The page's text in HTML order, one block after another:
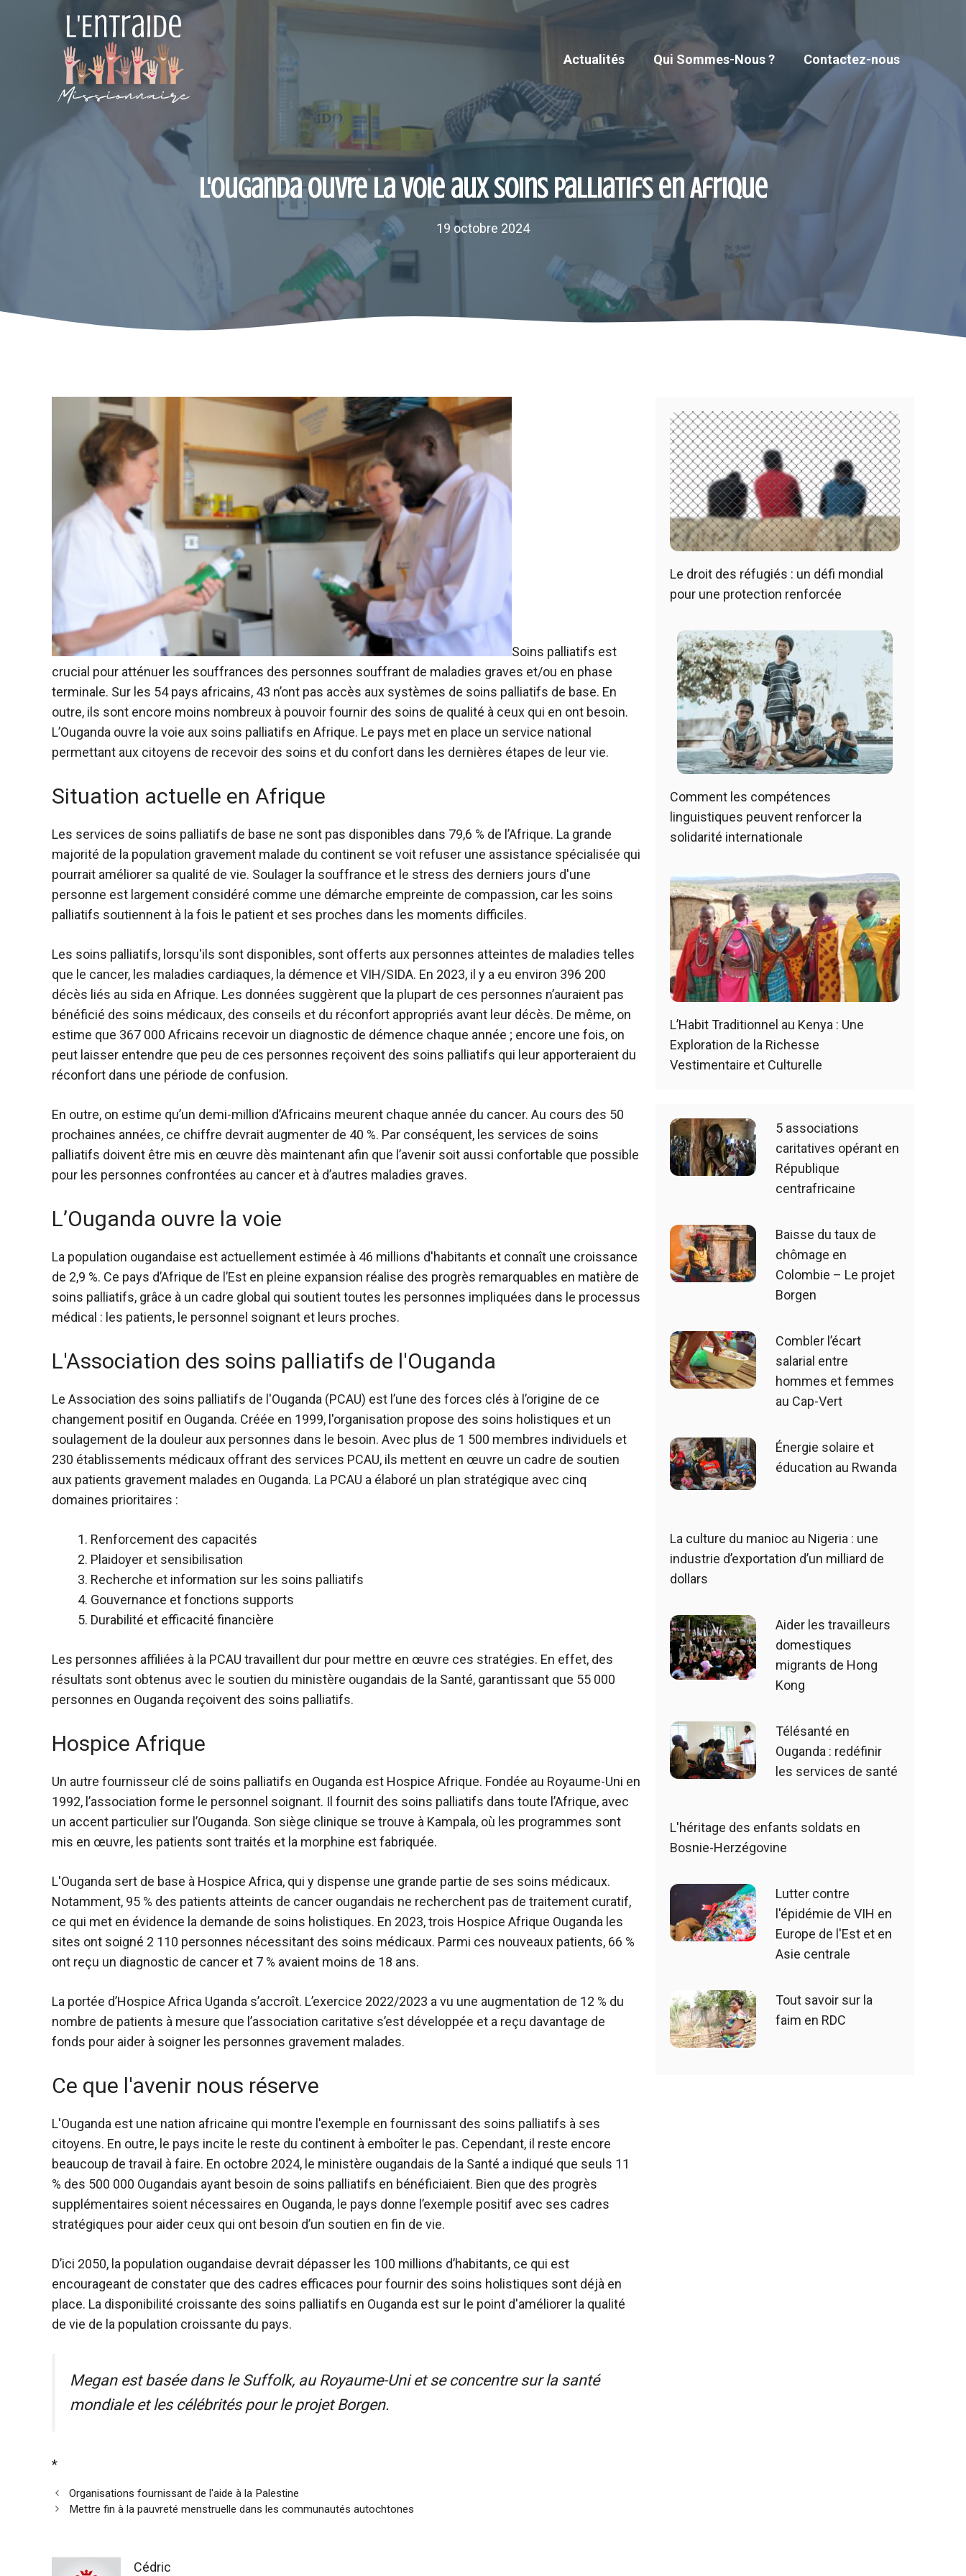
Actualités Qui Sommes-Nous ? Contactez-nous
L'Ouganda ouvre la voie aux soins palliatifs en Afrique
19 octobre 2024
Soins palliatifs est
crucial pour atténuer les souffrances des personnes souffrant de maladies graves et/ou en phase
terminale. Sur les 54 pays africains, 43 n’ont pas accès aux systèmes de soins palliatifs de base. En
outre, ils sont encore moins nombreux à pouvoir fournir des soins de qualité à ceux qui en ont besoin.
L’Ouganda ouvre la voie aux soins palliatifs en Afrique. Le pays met en place un service national
permettant aux citoyens de recevoir des soins et du confort dans les dernières étapes de leur vie.
Situation actuelle en Afrique
Les services de soins palliatifs de base ne sont pas disponibles dans 79,6 % de l’Afrique. La grande
majorité de la population gravement malade du continent se voit refuser une assistance spécialisée qui
pourrait améliorer sa qualité de vie. Soulager la souffrance et le stress des derniers jours d'une
personne est largement considéré comme une démarche empreinte de compassion, car les soins
palliatifs soutiennent à la fois le patient et ses proches dans les moments difficiles.
Les soins palliatifs, lorsqu'ils sont disponibles, sont offerts aux personnes atteintes de maladies telles
que le cancer, les maladies cardiaques, la démence etVIH/SIDA. En 2023, il y a eu environ 396 200
décès liés au sida en Afrique. Les données suggèrent que la plupart de ces personnes n’auraient pas
bénéficié des soins médicaux, des conseils et du réconfort appropriés avant leur décès. De même, on
estime que 367 000 Africains recevoir un diagnostic de démence chaque année ; encore une fois, on
peut laisser entendre que peu de ces personnes reçoivent des soins palliatifs qui leur apporteraient du
réconfort dans une période de confusion.
En outre, on estime qu’un demi-million d’Africains meurent chaque année du cancer. Au cours des 50
prochaines années, ce chiffre devrait augmenter de 40 %. Par conséquent, les services de soins
palliatifs doivent être mis en œuvre dès maintenant afin que l’avenir soit aussi confortable que possible
pour les personnes confrontées au cancer et à d’autres maladies graves.
L’Ouganda ouvre la voie
La population ougandaise est actuellement estimée à 46 millions d'habitants et connaît une croissance
de 2,9 %. Ce pays d’Afrique de l’Est en pleine expansion réalise des progrès remarquables en matière de
soins palliatifs, grâce à un cadre global qui soutient toutes les personnes impliquées dans le processus
médical : les patients, le personnel soignant et leurs proches.
L'Association des soins palliatifs de l'Ouganda
Le Association des soins palliatifs de l'Ouganda (PCAU) est l’une des forces clés à l’origine de ce
changement positif en Ouganda. Créée en 1999, l'organisation propose des soins holistiques et un
soulagement de la douleur aux personnes dans le besoin. Avec plus de 1 500 membres individuels et
230 établissements médicaux offrant des services PCAU, ils mettent en œuvre un cadre de soutien
aux patients gravement malades en Ouganda. La PCAU a élaboré un plan stratégique avec cinq
domaines prioritaires :
Renforcement des capacités
Plaidoyer et sensibilisation
Recherche et information sur les soins palliatifs
Gouvernance et fonctions supports
Durabilité et efficacité financière
Les personnes affiliées à la PCAU travaillent dur pour mettre en œuvre ces stratégies. En effet, des
résultats sont obtenus avec le soutien du ministère ougandais de la Santé, garantissant que 55 000
personnes en Ouganda reçoivent des soins palliatifs.
Hospice Afrique
Un autre fournisseur clé de soins palliatifs en Ouganda est Hospice Afrique. Fondée au Royaume-Uni en
1992, l’association forme le personnel soignant. Il fournit des soins palliatifs dans toute l’Afrique, avec
un accent particulier sur l’Ouganda. Son siège clinique se trouve à Kampala, où les programmes sont
mis en œuvre, les patients sont traités et la morphine est fabriquée.
L'Ouganda sert de base à Hospice Africa, qui y dispense une grande partie de ses soins médicaux.
Notamment, 95 % des patients atteints de cancer ougandais ne recherchent pas de traitement curatif,
ce qui met en évidence la demande de soins holistiques. En 2023, trois Hospice Afrique Ouganda les
sites ont soigné 2 110 personnes nécessitant des soins médicaux. Parmi ces nouveaux patients, 66 %
ont reçu un diagnostic de cancer et 7 % avaient moins de 18 ans.
La portée d’Hospice Africa Uganda s’accroît. L’exercice 2022/2023 a vu une augmentation de 12 % du
nombre de patients à mesure que l’association caritative s’est développée et a reçu davantage de
fonds pour aider à soigner les personnes gravement malades.
Ce que l'avenir nous réserve
L'Ouganda est une nation africaine qui montre l'exemple en fournissant des soins palliatifs à ses
citoyens. En outre, le pays incite le reste du continent à emboîter le pas. Cependant, il reste encore
beaucoup de travail à faire. En octobre 2024, le ministère ougandais de la Santé a indiqué que seuls 11
% des 500 000 Ougandais ayant besoin de soins palliatifs en bénéficiaient. Bien que des progrès
supplémentaires soient nécessaires en Ouganda, le pays donne l’exemple positif avec ses cadres
stratégiques pour aider ceux qui ont besoin d’un soutien en fin de vie.
D’ici 2050, la population ougandaise devrait dépasser les 100 millions d’habitants, ce qui est
encourageant de constater que des cadres efficaces pour fournir des soins holistiques sont déjà en
place. La disponibilité croissante des soins palliatifs en Ouganda est sur le point d'améliorer la qualité
de vie de la population croissante du pays.
Megan est basée dans le Suffolk, au Royaume-Uni et se concentre sur la santé
mondiale et les célébrités pour le projet Borgen.
*
Organisations fournissant de l'aide à la Palestine
Mettre fin à la pauvreté menstruelle dans les communautés autochtones
Cédric
Le droit des réfugiés : un défi mondial
pour une protection renforcée
Comment les compétences
linguistiques peuvent renforcer la
solidarité internationale
L’Habit Traditionnel au Kenya : Une
Exploration de la Richesse
Vestimentaire et Culturelle
5 associations
caritatives opérant en
République
centrafricaine
Baisse du taux de
chômage en
Colombie – Le projet
Borgen
Combler l’écart
salarial entre
hommes et femmes
au Cap-Vert
Énergie solaire et
éducation au Rwanda
La culture du manioc au Nigeria : une
industrie d’exportation d’un milliard de
dollars
Aider les travailleurs
domestiques
migrants de Hong
Kong
Télésanté en
Ouganda : redéfinir
les services de santé
L'héritage des enfants soldats en
Bosnie-Herzégovine
Lutter contre
l'épidémie de VIH en
Europe de l'Est et en
Asie centrale
Tout savoir sur la
faim en RDC